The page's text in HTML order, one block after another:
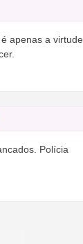
apenas a virtude
Polícia